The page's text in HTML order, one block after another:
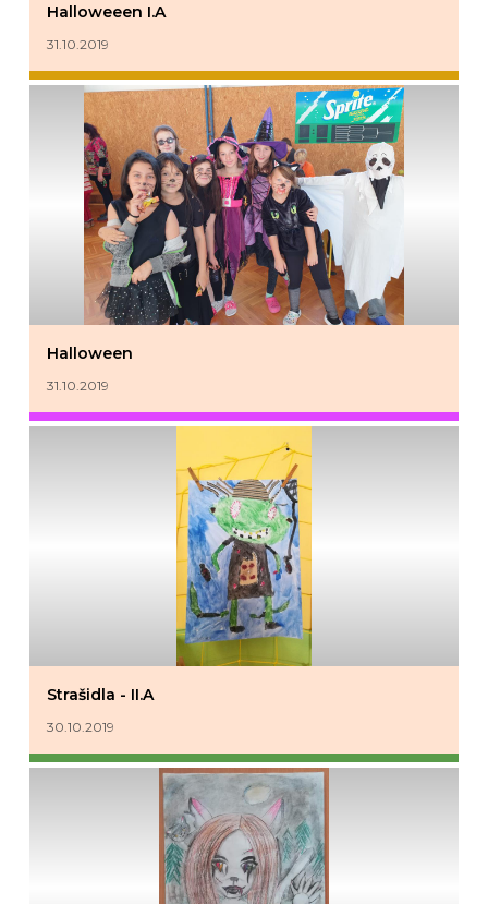
Halloweeen I.A
31.10.2019
Halloween
31.10.2019
Strašidla - II.A
30.10.2019